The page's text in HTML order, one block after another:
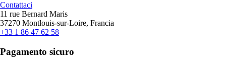
Contattaci
11 rue Bernard Maris
37270 Montlouis-sur-Loire, Francia
+33 1 86 47 62 58
Pagamento sicuro